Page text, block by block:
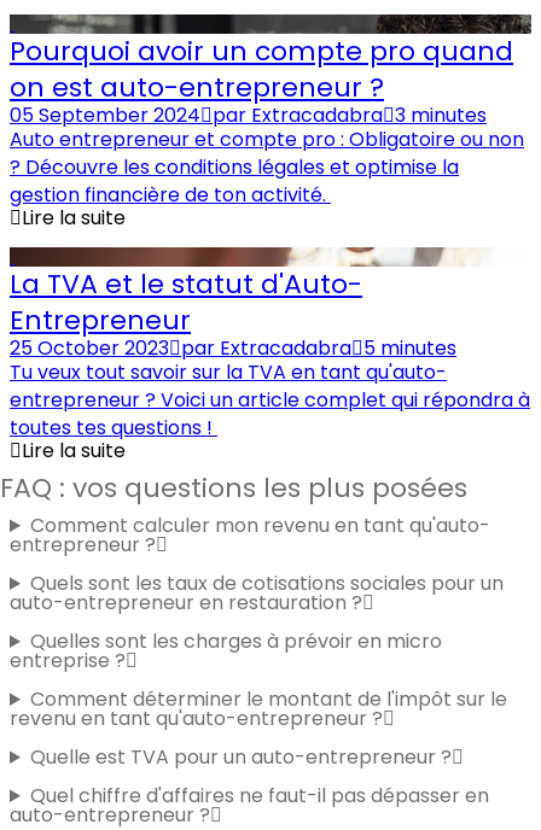
Pourquoi avoir un compte pro quand
on est auto-entrepreneur ?
05 September 2024 par Extracadabra 3 minutes
Auto entrepreneur et compte pro : Obligatoire ou non
? Découvre les conditions légales et optimise la
gestion financière de ton activité.
Lire la suite
La TVA et le statut d'Auto-
Entrepreneur
25 October 2023 par Extracadabra 5 minutes
Tu veux tout savoir sur la TVA en tant qu'auto-
entrepreneur ? Voici un article complet qui répondra à
toutes tes questions !
Lire la suite
FAQ : vos questions les plus posées
Comment calculer mon revenu en tant qu'auto-
entrepreneur ?
Quels sont les taux de cotisations sociales pour un
auto-entrepreneur en restauration ?
Quelles sont les charges à prévoir en micro
entreprise ?
Comment déterminer le montant de l'impôt sur le
revenu en tant qu'auto-entrepreneur ?
Quelle est TVA pour un auto-entrepreneur ?
Quel chiffre d'affaires ne faut-il pas dépasser en
auto-entrepreneur ?